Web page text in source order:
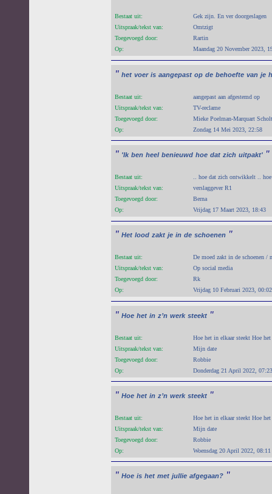
Bestaat uit:
Gek zijn. En ver doorgeslagen
Uitspraak/tekst van:
Omtzigt
Toegevoegd door:
Rartin
Op:
Maandag 20 November 2023,
" het voer is aangepast op de behoefte van je
Bestaat uit:
aangepast aan afgestemd op
Uitspraak/tekst van:
TV-reclame
Toegevoegd door:
Mieke Poelman-Marquart
Op:
Zondag 14 Mei 2023, 22:58
" 'Ik ben heel benieuwd hoe dat zich uitpakt' "
Bestaat uit:
.. hoe dat zich ontwikkelt ..
Uitspraak/tekst van:
verslaggever R1
Toegevoegd door:
Berna
Op:
Vrijdag 17 Maart 2023, 18:43
" Het lood zakt je in de schoenen "
Bestaat uit:
De moed zakt in de schoenen /
Uitspraak/tekst van:
Op social media
Toegevoegd door:
Rk
Op:
Vrijdag 10 Februari 2023, 00:02
" Hoe het in z’n werk steekt "
Bestaat uit:
Hoe het in elkaar steekt Hoe
Uitspraak/tekst van:
Mijn date
Toegevoegd door:
Robbie
Op:
Donderdag 21 April 2022, 07:23
" Hoe het in z’n werk steekt "
Bestaat uit:
Hoe het in elkaar steekt Hoe
Uitspraak/tekst van:
Mijn date
Toegevoegd door:
Robbie
Op:
Woensdag 20 April 2022, 08:11
" Hoe is het met jullie afgegaan? "